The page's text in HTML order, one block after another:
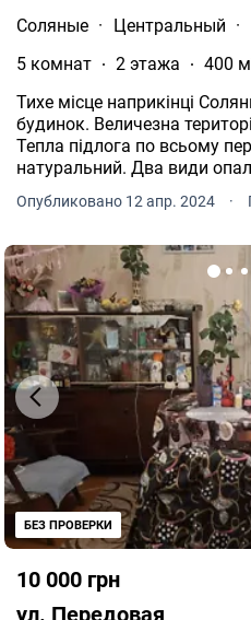
Соляные · Центральный ·
5 комнат
2 этажа
400
Тихе місце наприкінці
будинок. Величезна
Тепла підлога по всьому
натуральний. Два види
Гараж на два авто. Є підвал.
Опубликовано 12 апр. 2024 ·
10 000 грн
ул. Передовая
БЕЗ ПРОВЕРКИ